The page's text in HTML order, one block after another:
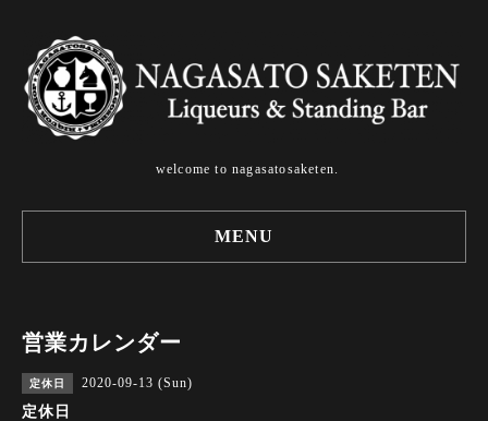
welcome to nagasatosaketen.
MENU
営業カレンダー
定休日 2020-09-13 (Sun)
定休日